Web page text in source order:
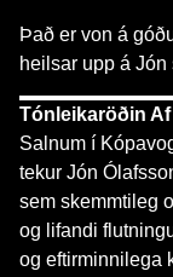
Það er von á
heilsar upp á
Tónleikaröðin
Salnum í
tekur Jón
sem skemmtileg
og lifandi
og eftirminnilega